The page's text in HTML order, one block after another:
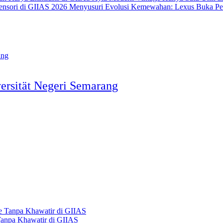
Menyusuri Evolusi Kemewahan: Lexus Buka
Negeri Semarang
Khawatir di GIIAS